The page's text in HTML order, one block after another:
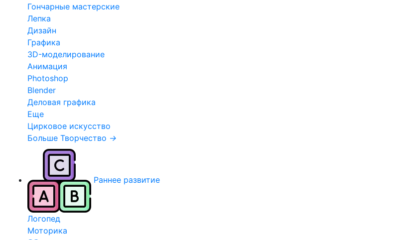
Гончарные мастерские
Лепка
Дизайн
Графика
3D-моделирование
Анимация
Photoshop
Blender
Деловая графика
Еще
Цирковое искусство
Больше Творчество →
Раннее развитие
Логопед
Моторика